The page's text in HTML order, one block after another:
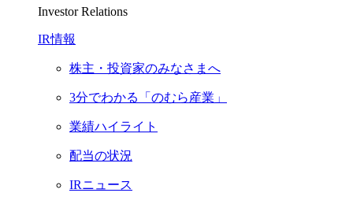
Investor Relations
IR情報
株主・投資家のみなさまへ
3分でわかる「のむら産業」
業績ハイライト
配当の状況
IRニュース